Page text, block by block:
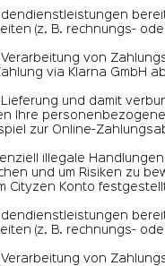
(z. B. rechnungs-
Verarbeitung von
via Klarna GmbH
Lieferung und damit
Ihre
zur Online-
illegale
und um Risiken zu
Cityzen Konto
(z. B. rechnungs-
Verarbeitung von